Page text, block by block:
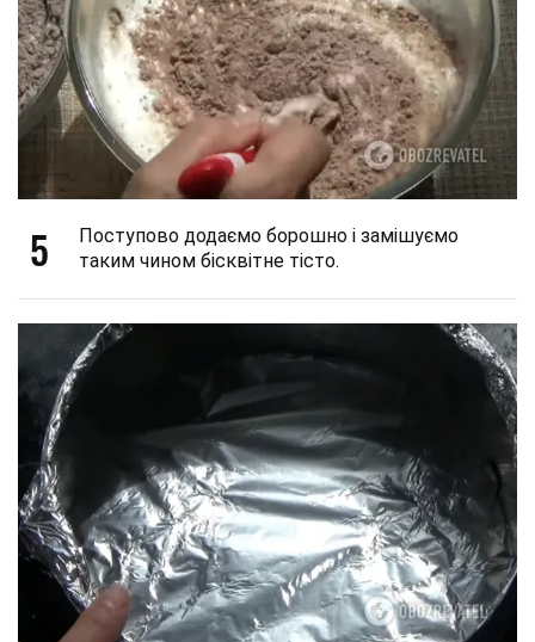
5
Поступово додаємо борошно і замішуємо
таким чином бісквітне тісто.